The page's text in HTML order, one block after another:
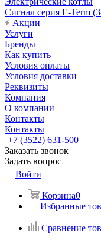
Сигнал серия E-Term
Акции
Услуги
Бренды
Как купить
Условия оплаты
Условия доставки
Реквизиты
Компания
О компании
Контакты
Контакты
+7 (3522) 631-500
Заказать звонок
Задать вопрос
Войти
Корзина0
Избранные
Сравнение